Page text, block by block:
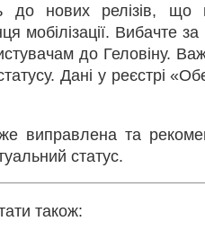
до нових релізів, що
мобілізації. Вибачте
до Геловіну.
Дані у реєстрі
виправлена та
статус.
також: